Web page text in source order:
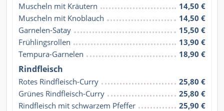
Muscheln mit Kräutern
14,50 €
Muscheln mit Knoblauch
14,50 €
Garnelen-Satay
15,50 €
Frühlingsrollen
13,90 €
Tempura-Garnelen
18,90 €
Rindfleisch
Rotes Rindfleisch-Curry
25,80 €
Grünes Rindfleisch-Curry
25,80 €
Rindfleisch mit schwarzem Pfeffer
25,90 €